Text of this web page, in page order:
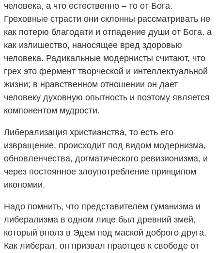
человека, а что естественно – то от Бога.
Греховные страсти они склонны рассматривать не
как потерю благодати и отпадение души от Бога, а
как излишество, наносящее вред здоровью
человека. Радикальные модернисты считают, что
грех это фермент творческой и интеллектуальной
жизни; в нравственном отношении он дает
человеку духовную опытность и поэтому является
компонентом мудрости.
Либерализация христианства, то есть его
извращение, происходит под видом модернизма,
обновленчества, догматического ревизионизма, и
через постоянное злоупотребление принципом
икономии.
Надо помнить, что представителем гуманизма и
либерализма в одном лице был древний змей,
который вполз в Эдем под маской доброго друга.
Как либерал, он призвал праотцев к свободе от